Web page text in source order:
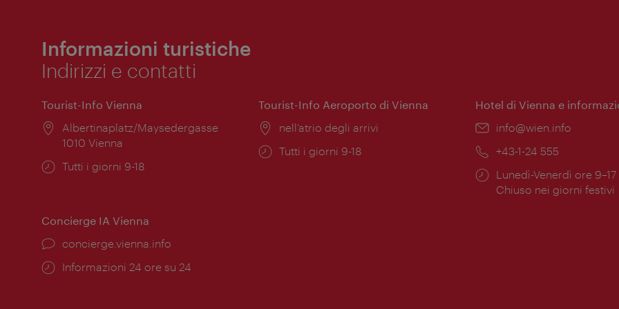
Informazioni turistiche
Indirizzi e contatti
Tourist-Info Vienna
Posizione:
Albertinaplatz/Maysedergasse
1010 Vienna
Orari
Tutti i giorni 9-18
Tourist-Info Aeroporto di Vienna
Posizione:
nell’atrio degli arrivi
Orari
Tutti i giorni 9-18
Hotel di Vienna e
Email:
info@wien.info
Telefono:
+43-1-24 555
Orari
di
Lunedì-Venerdì ore 9–17
Chiuso nei giorni festivi
Concierge IA Vienna
Ort:
concierge.vienna.info
Öffnungszeiten:
Informazioni 24 ore su 24